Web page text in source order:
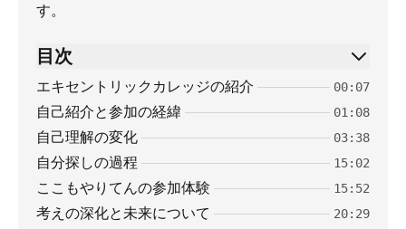
す。
目次
エキセントリックカレッジの紹介 00:07
自己紹介と参加の経緯 01:08
自己理解の変化 03:38
自分探しの過程 15:02
ここもやりてんの参加体験 15:52
考えの深化と未来について 20:29